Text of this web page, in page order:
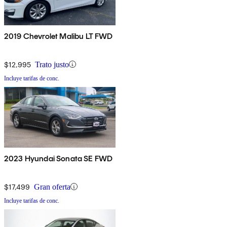
2019 Chevrolet Malibu LT FWD
$12,995 Trato justo
Incluye tarifas de conc.
2023 Hyundai Sonata SE FWD
$17,499 Gran oferta
Incluye tarifas de conc.